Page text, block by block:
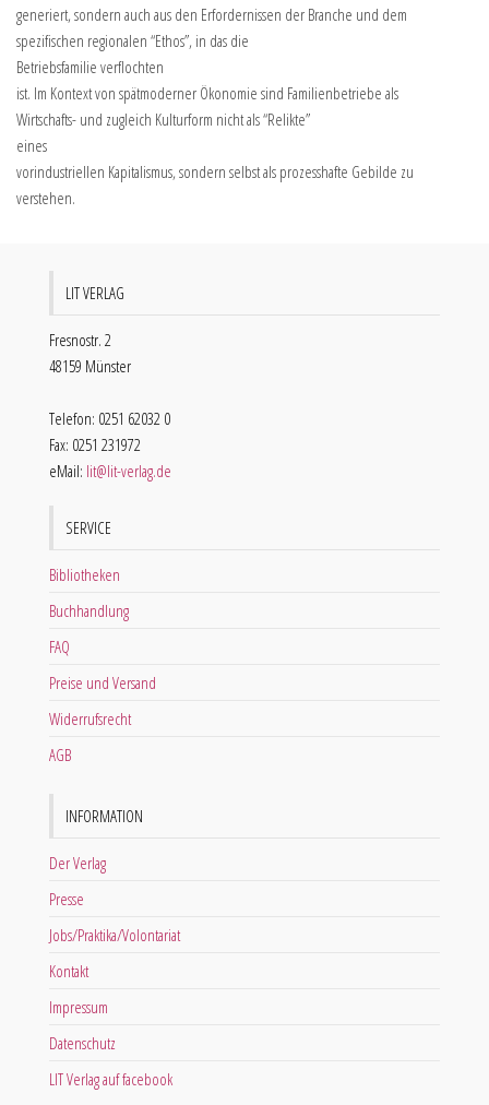
generiert, sondern auch aus den Erfordernissen der Branche und dem
spezifischen regionalen “Ethos”, in das die
Betriebsfamilie verflochten
ist. Im Kontext von spätmoderner Ökonomie sind Familienbetriebe als
Wirtschafts- und zugleich Kulturform nicht als “Relikte”
eines
vorindustriellen Kapitalismus, sondern selbst als prozesshafte Gebilde zu
verstehen.
LIT VERLAG
Fresnostr. 2
48159 Münster
Telefon: 0251 62032 0
Fax: 0251 231972
eMail: lit@lit-verlag.de
SERVICE
Bibliotheken
Buchhandlung
FAQ
Preise und Versand
Widerrufsrecht
AGB
INFORMATION
Der Verlag
Presse
Jobs/Praktika/Volontariat
Kontakt
Impressum
Datenschutz
LIT Verlag auf facebook